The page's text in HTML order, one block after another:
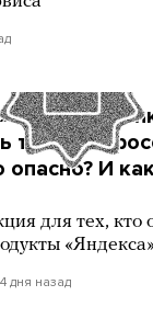
и других
только в
опасно? И
для тех, кто
4 дня назад